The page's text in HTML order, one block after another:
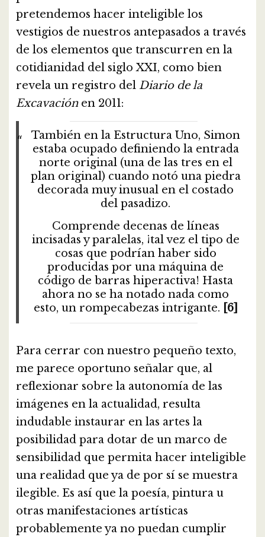
pretendemos hacer inteligible los
vestigios de nuestros antepasados a través
de los elementos que transcurren en la
cotidianidad del siglo XXI, como bien
revela un registro del Diario de la
Excavación en 2011:
También en la Estructura Uno, Simon
estaba ocupado definiendo la entrada
norte original (una de las tres en el
plan original) cuando notó una piedra
decorada muy inusual en el costado
del pasadizo.
Comprende decenas de líneas
incisadas y paralelas, ¡tal vez el tipo de
cosas que podrían haber sido
producidas por una máquina de
código de barras hiperactiva! Hasta
ahora no se ha notado nada como
esto, un rompecabezas intrigante.
[6]
Para cerrar con nuestro pequeño texto,
me parece oportuno señalar que, al
reflexionar sobre la autonomía de las
imágenes en la actualidad, resulta
indudable instaurar en las artes la
posibilidad para dotar de un marco de
sensibilidad que permita hacer inteligible
una realidad que ya de por sí se muestra
ilegible. Es así que la poesía, pintura u
otras manifestaciones artísticas
probablemente ya no puedan cumplir